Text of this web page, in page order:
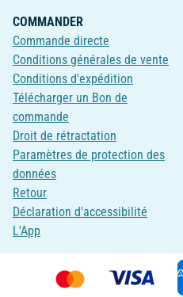
COMMANDER
Commande directe
Conditions générales de vente
Conditions d'expédition
Télécharger un Bon de
commande
Droit de rétractation
Paramètres de protection des
données
Retour
Déclaration d'accessibilité
L'App